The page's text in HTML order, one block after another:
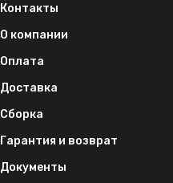
Контакты
О компании
Оплата
Доставка
Сборка
Гарантия и возврат
Документы